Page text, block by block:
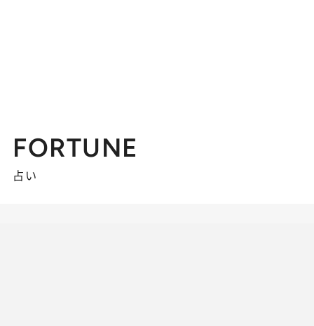
FORTUNE
占い